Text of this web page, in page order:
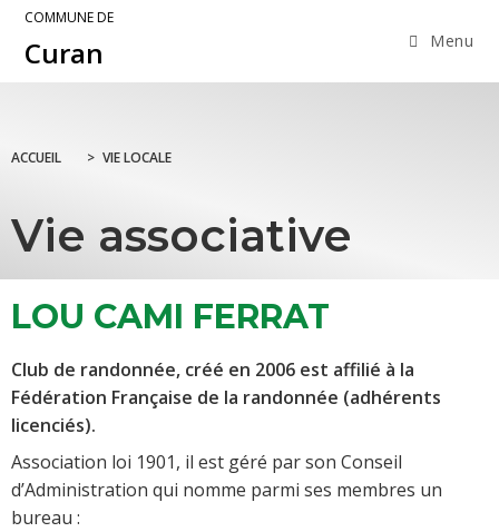
COMMUNE DE
Curan Menu
ACCUEIL > VIE LOCALE
Vie associative
LOU CAMI FERRAT
Club de randonnée, créé en 2006 est affilié à la
Fédération Française de la randonnée (adhérents
licenciés).
Association loi 1901, il est géré par son Conseil
d’Administration qui nomme parmi ses membres un
bureau :